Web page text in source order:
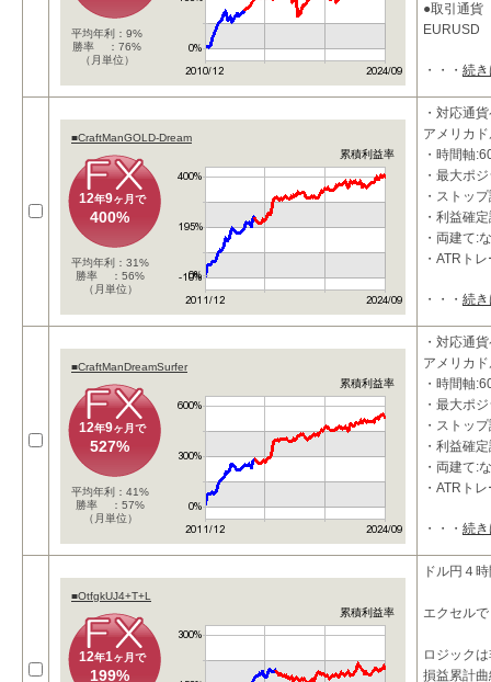
平均年利：9%
勝率 ：76%
（月単位）
●取引通貨
EURUSD
●パラメー
・・・ 続
■CraftManGOLD-Dream
累積利益率
12年9ヶ月で
400%
平均年利：31%
勝率 ：56%
（月単位）
・対応通
アメリカ
・時間軸
・最大ポ
・ストッ
・利益確
・両建て:
・ATRト
・・・ 続
■CraftManDreamSurfer
累積利益率
12年9ヶ月で
527%
平均年利：41%
勝率 ：57%
（月単位）
・対応通
アメリカ
・時間軸
・最大ポ
・ストッ
・利益確
・両建て:
・ATRト
■特
・・・ 続
■OtfgkUJ4+T+L
累積利益率
12年1ヶ月で
199%
ドル円４
エクセル
ロジック
損益累計